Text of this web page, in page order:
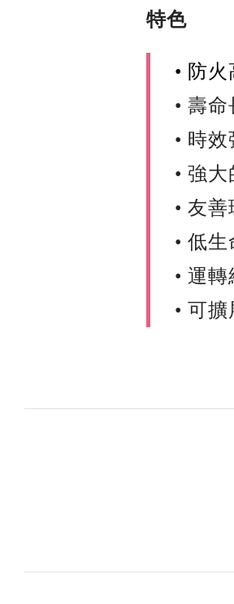
特色
• 防火
• 壽命
• 時效
• 強
• 友
• 低
• 運
• 可